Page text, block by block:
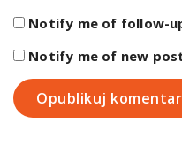
Notify me of follow-
Notify me of new